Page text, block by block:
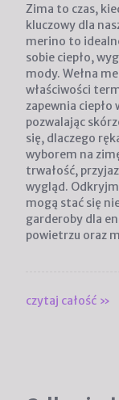
Zima to czas,
kluczowy dla
merino to
sobie ciepło,
mody. Wełna
właściwości
zapewnia
pozwalając
się, dlaczego
wyborem na
trwałość,
wygląd.
mogą stać się
garderoby dla
powietrzu oraz
czytaj całość »